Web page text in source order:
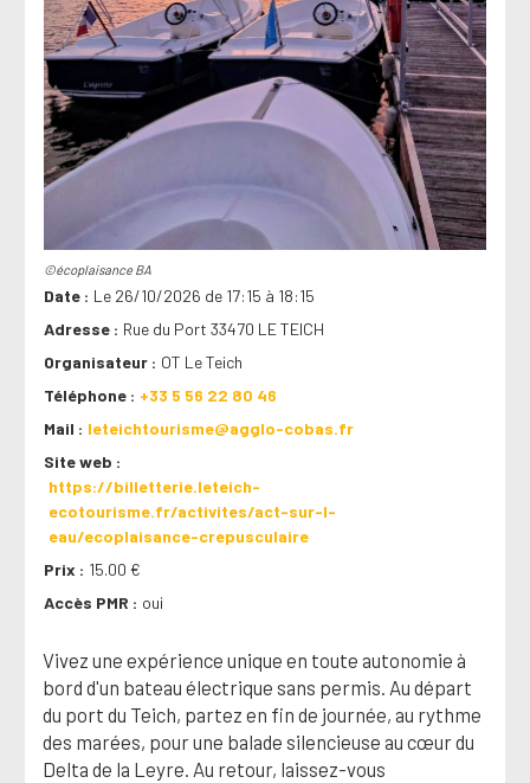
©écoplaisance BA
Date
Le 26/10/2026 de 17:15 à 18:15
Adresse
Rue du Port 33470 LE TEICH
Organisateur
OT Le Teich
Téléphone
+33 5 56 22 80 46
Mail
leteichtourisme@agglo-cobas.fr
Site web
https://billetterie.leteich-
ecotourisme.fr/activites/act-sur-l-
eau/ecoplaisance-crepusculaire
Prix
15.00 €
Accès PMR
oui
Vivez une expérience unique en toute autonomie à
bord d'un bateau électrique sans permis. Au départ
du port du Teich, partez en fin de journée, au rythme
des marées, pour une balade silencieuse au cœur du
Delta de la Leyre. Au retour, laissez-vous